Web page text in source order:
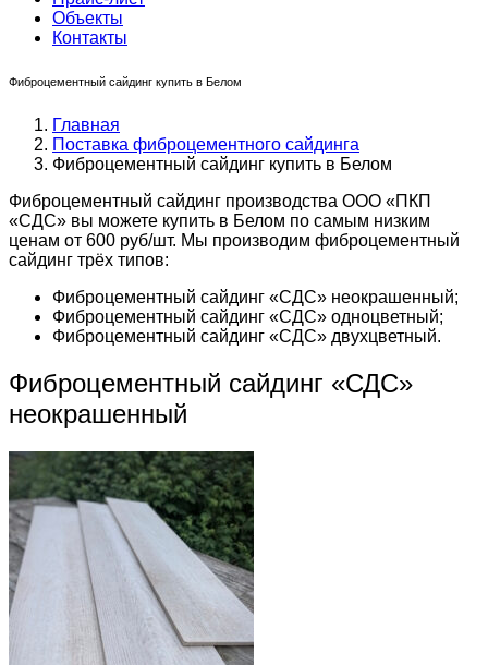
Объекты
Контакты
Фиброцементный сайдинг купить в Белом
Главная
Поставка фиброцементного сайдинга
Фиброцементный сайдинг купить в Белом
Фиброцементный сайдинг производства ООО «ПКП
«СДС» вы можете купить в Белом по самым низким
ценам от 600 руб/шт. Мы производим фиброцементный
сайдинг трёх типов:
Фиброцементный сайдинг «СДС» неокрашенный;
Фиброцементный сайдинг «СДС» одноцветный;
Фиброцементный сайдинг «СДС» двухцветный.
Фиброцементный сайдинг «СДС»
неокрашенный